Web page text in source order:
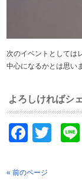
次のイベントとしては
中心になるかとは思い
よろしければシ
« 前のページ